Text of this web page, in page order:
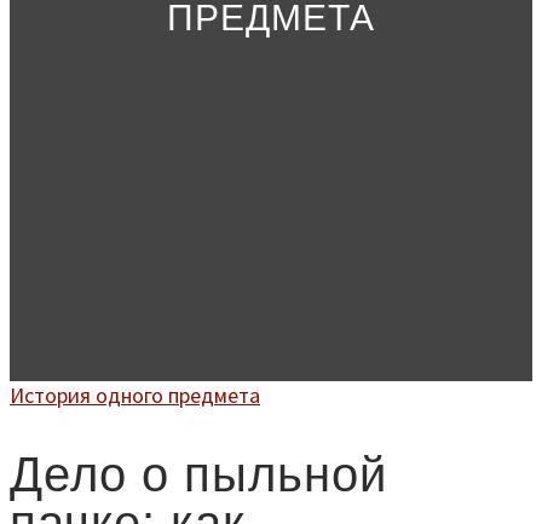
ПРЕДМЕТА
История одного предмета
Дело о пыльной